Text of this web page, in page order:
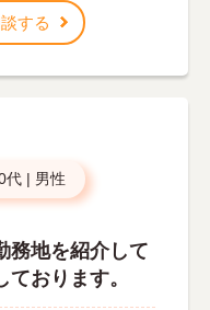
する
代 | 男性
務地を紹介して
おります。